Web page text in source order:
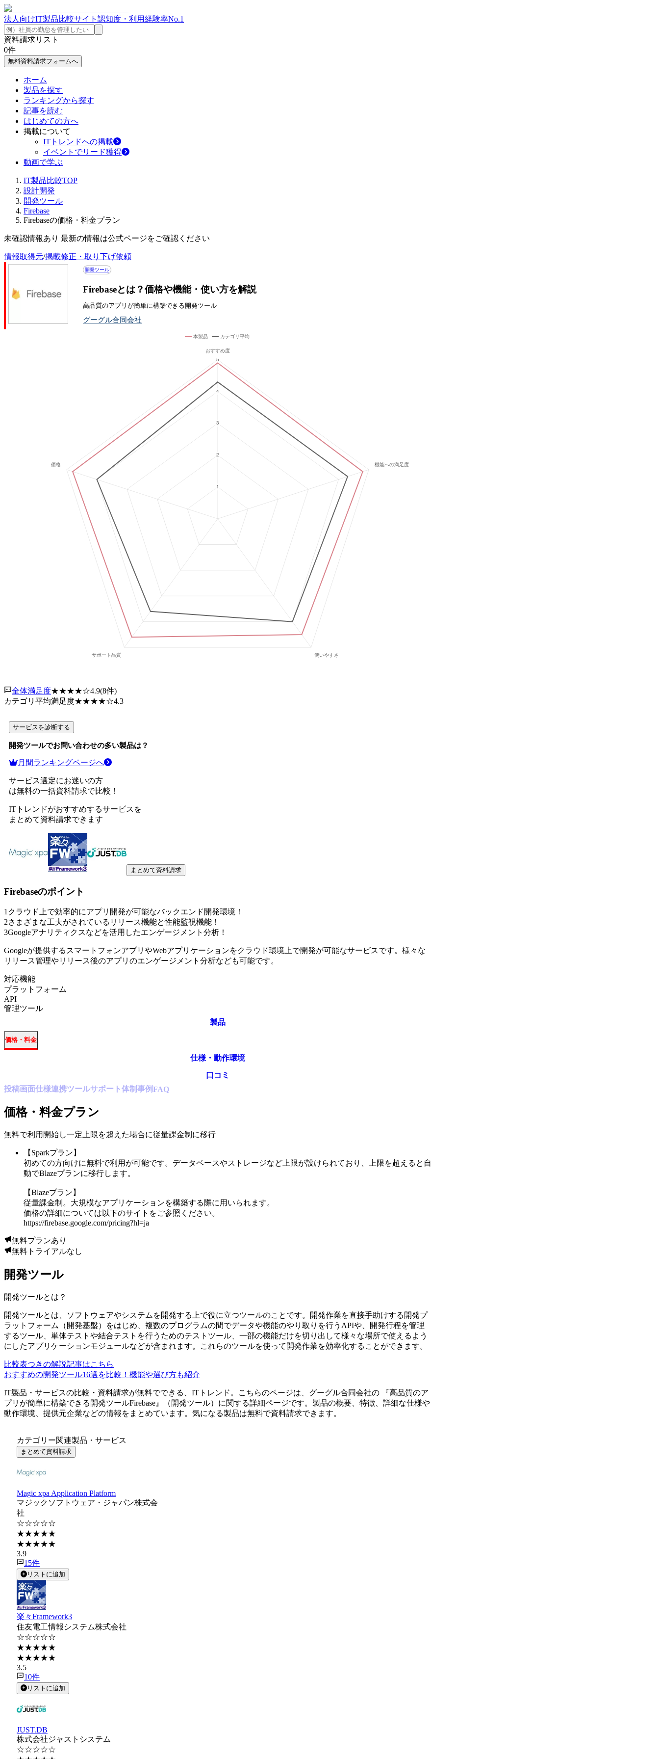
法人向けIT製品比較サイト 認知度・利用経験率No.1
資料請求リスト
0件
無料資料請求フォームへ
ホーム
製品を探す
ランキングから探す
記事を読む
はじめての方へ
掲載について
ITトレンドへの掲載
イベントでリード獲得
動画で学ぶ
IT製品比較TOP
設計開発
開発ツール
Firebase
Firebaseの価格・料金プラン
未確認情報あり 最新の情報は公式ページをご確認ください
情報取得元/掲載修正・取り下げ依頼
開発ツール
Firebaseとは？価格や機能・使い方を解説
高品質のアプリが簡単に構築できる開発ツール
グーグル合同会社
全体満足度★★★★☆4.9(8件)
カテゴリ平均満足度★★★★☆4.3
サービスを診断する
開発ツールでお問い合わせの多い製品は？
月間ランキングページへ
サービス選定にお迷いの方
は無料の一括資料請求で比較！
ITトレンドがおすすめするサービスを
まとめて資料請求できます
まとめて資料請求
Firebaseのポイント
1クラウド上で効率的にアプリ開発が可能なバックエンド開発環境！
2さまざまな工夫がされているリリース機能と性能監視機能！
3Googleアナリティクスなどを活用したエンゲージメント分析！
Googleが提供するスマートフォンアプリやWebアプリケーションをクラウド環境上で開発が可能なサービスです。様々な
リリース管理やリリース後のアプリのエンゲージメント分析なども可能です。
対応機能
プラットフォーム
API
管理ツール
製品
価格・料金
仕様・動作環境
口コミ
投稿画面仕様連携ツールサポート体制 事例FAQ
価格・料金プラン
無料で利用開始し一定上限を超えた場合に従量課金制に移行
【Sparkプラン】
初めての方向けに無料で利用が可能です。データベースやストレージなど上限が設けられており、上限を超えると自
動でBlazeプランに移行します。
【Blazeプラン】
従量課金制。大規模なアプリケーションを構築する際に用いられます。
価格の詳細については以下のサイトをご参照ください。
https://firebase.google.com/pricing?hl=ja
無料プランあり
無料トライアルなし
開発ツール
開発ツールとは？
開発ツールとは、ソフトウェアやシステムを開発する上で役に立つツールのことです。開発作業を直接手助けする開発プ
ラットフォーム（開発基盤）をはじめ、複数のプログラムの間でデータや機能のやり取りを行うAPIや、開発行程を管理
するツール、単体テストや結合テストを行うためのテストツール、一部の機能だけを切り出して様々な場所で使えるよう
にしたアプリケーションモジュールなどが含まれます。これらのツールを使って開発作業を効率化することができます。
比較表つきの解説記事はこちら
おすすめの開発ツール16選を比較！機能や選び方も紹介
IT製品・サービスの比較・資料請求が無料でできる、ITトレンド。こちらのページは、 グーグル合同会社の 『高品質のア
プリが簡単に構築できる開発ツールFirebase 』（ 開発ツール）に関する詳細ページです。製品の概要、特徴、詳細な仕様や
動作環境、提供元企業などの情報をまとめています。気になる製品は無料で資料請求できます。
カテゴリー関連製品・サービス
まとめて資料請求
Magic xpa Application Platform
マジックソフトウェア・ジャパン株式会
社
☆☆☆☆☆
★★★★★
★★★★★
3.9
15件
リストに追加
楽々Framework3
住友電工情報システム株式会社
☆☆☆☆☆
★★★★★
★★★★★
3.5
10件
リストに追加
JUST.DB
株式会社ジャストシステム
☆☆☆☆☆